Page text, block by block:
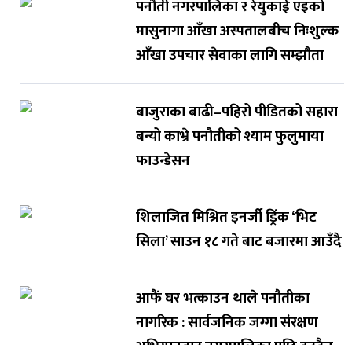
पनौती नगरपालिका र रेयुकाई एइको
मासुनागा आँखा अस्पतालबीच निःशुल्क
आँखा उपचार सेवाका लागि सम्झौता
बाजुराका बाढी–पहिरो पीडितको सहारा
बन्यो काभ्रे पनौतीको श्याम फुलुमाया
फाउन्डेसन
शिलाजित मिश्रित इनर्जी ड्रिंक ‘भिट
सिला’ साउन १८ गते बाट बजारमा आउँदै
आफैं घर भत्काउन थाले पनौतीका
नागरिक : सार्वजनिक जग्गा संरक्षण